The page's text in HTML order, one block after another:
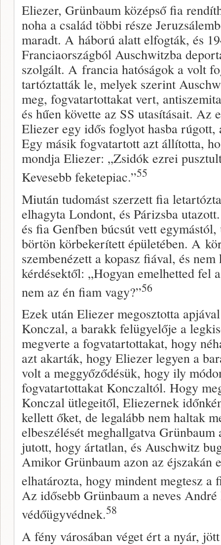
Eliezer, Grünbaum középső fia
noha a család többi része
maradt. A háború alatt elfogták, és
Franciaországból Auschwitzba
szolgált. A francia hatóságok a volt
tartóztatták le, melyek szerint
meg, fogvatartottakat vert,
és hűen követte az SS utasításait. Az
Eliezer egy idős foglyot hasba
Egy másik fogvatartott azt állította,
mondja Eliezer: „Zsidók ezrei
Kevesebb feketepiac.”55
Miután tudomást szerzett fia
elhagyta Londont, és Párizsba
és fia Genfben búcsút vett
börtön körbekerített épületében. A
szembenézett a kopasz fiával, és
kérdésektől: „Hogyan emelhetted fel
nem az én fiam vagy?”56
Ezek után Eliezer megosztotta
Konczal, a barakk felügyelője a
megverte a fogvatartottakat, hogy
azt akarták, hogy Eliezer legyen a
volt a meggyőződésük, hogy ily
fogvatartottakat Konczaltól. Hogy
Konczal ütlegeitől, Eliezernek
kellett őket, de legalább nem haltak
elbeszélését meghallgatva Grünbaum
jutott, hogy ártatlan, és Auschwitz
Amikor Grünbaum azon az éjszakán
elhatározta, hogy mindent megtesz a
Az idősebb Grünbaum a neves
védőügyvédnek.58
A fény városában véget ért a nyár,